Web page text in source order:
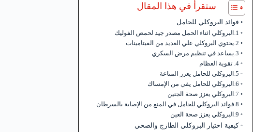
ستقرأ في هذا المقال
فوائد البروكلي للحامل
1.البروكلي اثناء الحمل مصدر جيد لحمض الفوليك
2.يحتوي البروكلي علي العديد من الفيتامينات
3.يساعد في تنظيم مرض السكري
4. تقوية العظام
5.البروكلي للحامل يعزز المناعة
6.البروكلي للحامل يقي من الإمساك
7.البروكلي يعزز صحة الجنين
8.فوائد البروكلي للحامل في المنع من الإصابة بالسرطان
9.البروكلي يعزز صحة العين
كيفية اختيار البروكلي الطازج والصحي